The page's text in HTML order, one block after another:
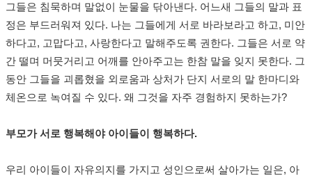
그들은 침묵하며 말없이 눈물을 닦아낸다. 어느새 그들의 말과 표
정은 부드러워져 있다. 나는 그들에게 서로 바라보라고 하고, 미안
하다고, 고맙다고, 사랑한다고 말해주도록 권한다. 그들은 서로 약
간 떨며 머뭇거리고 어깨를 안아주고는 한참 말을 잊지 못한다. 그
동안 그들을 괴롭혔을 외로움과 상처가 단지 서로의 말 한마디와
체온으로 녹여질 수 있다. 왜 그것을 자주 경험하지 못하는가?
부모가 서로 행복해야 아이들이 행복하다.
우리 아이들이 자유의지를 가지고 성인으로써 살아가는 일은, 아